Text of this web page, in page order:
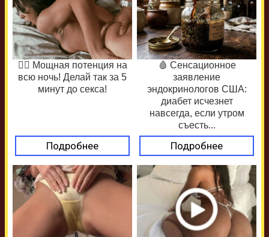
❤️‍🔥 Мощная потенция на
всю ночь! Делай так за 5
минут до секса!
Подробнее
🩸 Сенсационное
заявление
эндокринологов США:
диабет исчезнет
навсегда, если утром
съесть...
Подробнее